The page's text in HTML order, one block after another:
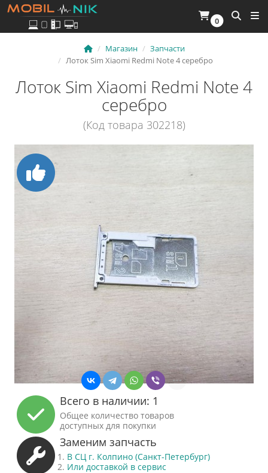
0
Магазин
Запчасти
Лоток Sim Xiaomi Redmi Note 4 серебро
Лоток Sim Xiaomi Redmi Note 4
серебро
(Код товара 302218)
Всего в наличии: 1
Общее количество товаров
доступных для покупки
Заменим запчасть
В СЦ г. Колпино (Санкт-Петербург)
Или доставкой в сервис